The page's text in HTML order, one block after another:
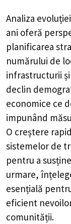
Analiza
ani oferă
planificarea
numărului de
infrastructurii
declin
economice ce
impunând
O creștere
sistemelor de
pentru a
urmare,
esențială
eficient
comunității.